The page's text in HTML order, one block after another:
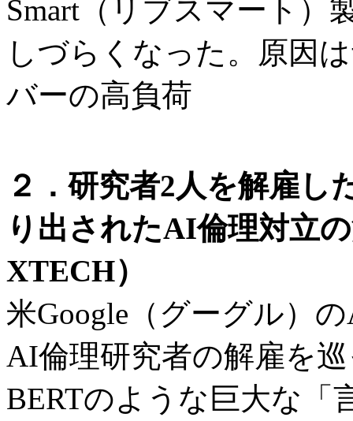
Smart（リブスマート）
しづらくなった。原因
バーの高負荷
２．研究者2人を解雇
り出されたAI倫理対立
XTECH）
米Google（グーグル）
AI倫理研究者の解雇を
BERTのような巨大な「